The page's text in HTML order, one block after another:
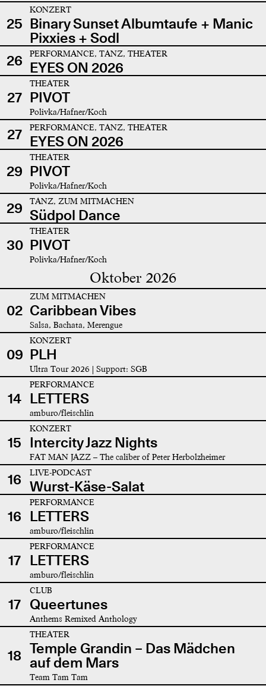
25
KONZERT
Binary Sunset Albumtaufe + Manic
Pixxies + Sodl
26
PERFORMANCE, TANZ, THEATER
EYES ON 2026
27
THEATER
PIVOT
Polivka/Hafner/Koch
27 PERFORMANCE, TANZ, THEATER
EYES ON 2026
29
THEATER
PIVOT
Polivka/Hafner/Koch
29 TANZ, ZUM MITMACHEN
Südpol Dance
30
THEATER
PIVOT
Polivka/Hafner/Koch
Oktober 2026
02
ZUM MITMACHEN
Caribbean Vibes
Salsa, Bachata, Merengue
09
KONZERT
PLH
Ultra Tour 2026 | Support: SGB
14
PERFORMANCE
LETTERS
amburo/fleischlin
15
KONZERT
Intercity Jazz Nights
FAT MAN JAZZ – The caliber of Peter Herbolzheimer
16 LIVE-PODCAST
Wurst-Käse-Salat
16
PERFORMANCE
LETTERS
amburo/fleischlin
17
PERFORMANCE
LETTERS
amburo/fleischlin
17
CLUB
Queertunes
Anthems Remixed Anthology
18
THEATER
Temple Grandin – Das Mädchen
auf dem Mars
Team Tam Tam